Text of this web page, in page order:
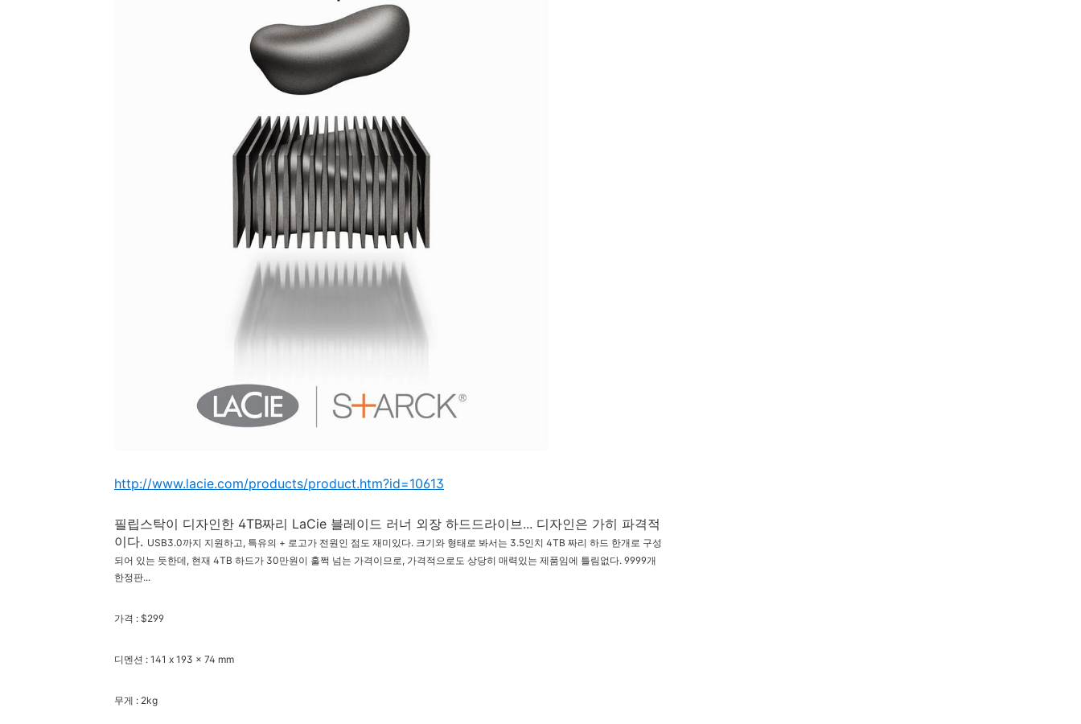
http://www.lacie.com/products/product.htm?id=10613
필립스탁이 디자인한 4TB짜리 LaCie 블레이드 러너 외장 하드드라이브... 디자인은 가히 파격적
이다. USB3.0까지 지원하고, 특유의 + 로고가 전원인 점도 재미있다. 크기와 형태로 봐서는 3.5인치 4TB 짜리 하드 한개로 구성
되어 있는 듯한데, 현재 4TB 하드가 30만원이 훌쩍 넘는 가격이므로, 가격적으로도 상당히 매력있는 제품임에 틀림없다. 9999개
한정판...
가격 : $299
디멘션 : 141 x 193 x 74 mm
무게 : 2kg